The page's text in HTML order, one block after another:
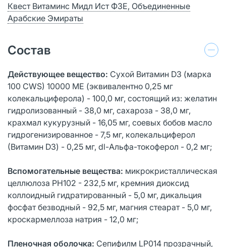
Квест Витаминс Мидл Ист ФЗЕ, Объединенные
Арабские Эмираты
Состав
Действующее вещество: Сухой Витамин D3 (марка
100 CWS) 10000 ME (эквивалентно 0,25 мг
колекальциферола) - 100,0 мг, состоящий из: желатин
гидролизованный - 38,0 мг, сахароза - 38,0 мг,
крахмал кукурузный - 16,05 мг, соевых бобов масло
гидрогенизированное - 7,5 мг, колекальциферол
(Витамин D3) - 0,25 мг, dl-Альфа-токоферол - 0,2 мг;
Вспомогательные вещества: микрокристаллическая
целлюлоза РН102 - 232,5 мг, кремния диоксид
коллоидный гидратированный - 5,0 мг, дикальция
фосфат безводный - 92,5 мг, магния стеарат - 5,0 мг,
кроскармеллоза натрия - 12,0 мг;
Пленочная оболочка: Сепифилм LP014 прозрачный,